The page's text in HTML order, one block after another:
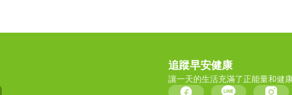
追蹤早安健康
讓一天的生活充滿了正能量和健